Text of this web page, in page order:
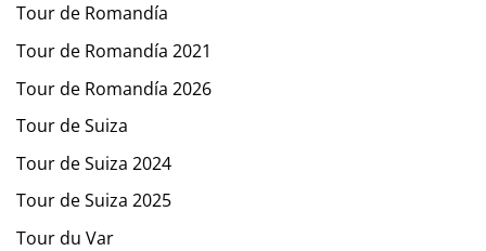
Tour de Romandía
Tour de Romandía 2021
Tour de Romandía 2026
Tour de Suiza
Tour de Suiza 2024
Tour de Suiza 2025
Tour du Var